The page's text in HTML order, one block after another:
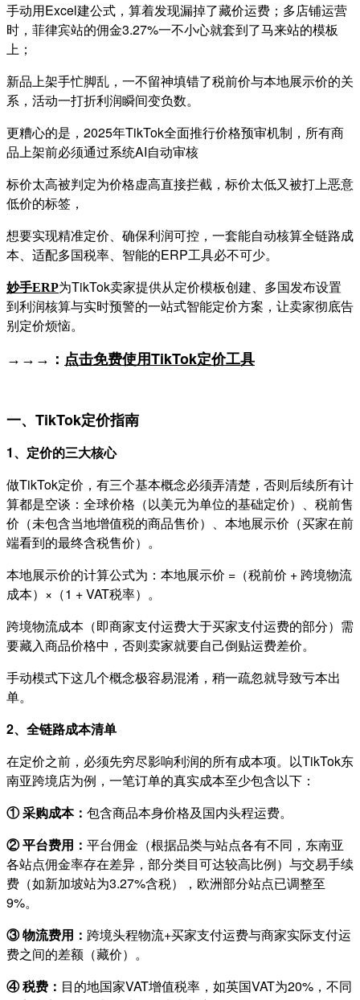
手动用Excel建公式，算着发现漏掉了藏价运费；多店铺运营
时，菲律宾站的佣金3.27%一不小心就套到了马来站的模板
上；
新品上架手忙脚乱，一不留神填错了税前价与本地展示价的关
系，活动一打折利润瞬间变负数。
更糟心的是，2025年TikTok全面推行价格预审机制，所有商
品上架前必须通过系统AI自动审核
标价太高被判定为价格虚高直接拦截，标价太低又被打上恶意
低价的标签，
想要实现精准定价、确保利润可控，一套能自动核算全链路成
本、适配多国税率、智能的ERP工具必不可少。
妙手ERP为TikTok卖家提供从定价模板创建、多国发布设置
到利润核算与实时预警的一站式智能定价方案，让卖家彻底告
别定价烦恼。
→→→： 点击免费使用TikTok定价工具
一、TikTok定价指南
1、定价的三大核心
做TikTok定价，有三个基本概念必须弄清楚，否则后续所有计
算都是空谈：全球价格（以美元为单位的基础定价）、税前售
价（未包含当地增值税的商品售价）、本地展示价（买家在前
端看到的最终含税售价）。
本地展示价的计算公式为：本地展示价 =（税前价 + 跨境物流
成本）×（1 + VAT税率）。
跨境物流成本（即商家支付运费大于买家支付运费的部分）需
要藏入商品价格中，否则卖家就要自己倒贴运费差价。
手动模式下这几个概念极容易混淆，稍一疏忽就导致亏本出
单。
2、全链路成本清单
在定价之前，必须先穷尽影响利润的所有成本项。以TikTok东
南亚跨境店为例，一笔订单的真实成本至少包含以下：
① 采购成本： 包含商品本身价格及国内头程运费。
② 平台费用： 平台佣金（根据品类与站点各有不同，东南亚
各站点佣金率存在差异，部分类目可达较高比例）与交易手续
费（如新加坡站为3.27%含税），欧洲部分站点已调整至
9%。
③ 物流费用： 跨境头程物流+买家支付运费与商家实际支付运
费之间的差额（藏价）。
④ 税费： 目的地国家VAT增值税率，如英国VAT为20%，不同